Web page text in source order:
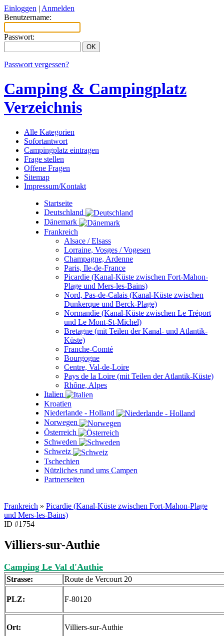
Einloggen | Anmelden
Benutzername:
Passwort:
Passwort vergessen?
Camping & Campingplatz
Verzeichnis
Alle Kategorien
Sofortantwort
Campingplatz eintragen
Frage stellen
Offene Fragen
Sitemap
Impressum/Kontakt
Startseite
Deutschland
Dänemark
Frankreich
Alsace / Elsass
Lorraine, Vosges / Vogesen
Champagne, Ardenne
Paris, Ile-de-France
Picardie (Kanal-Küste zwischen Fort-Mahon-
Plage und Mers-les-Bains)
Nord, Pas-de-Calais (Kanal-Küste zwischen
Dunkerque und Berck-Plage)
Normandie (Kanal-Küste zwischen Le Tréport
und Le Mont-St-Michel)
Bretagne (mit Teilen der Kanal- und Atlantik-
Küste)
Franche-Comté
Bourgogne
Centre, Val-de-Loire
Pays de la Loire (mit Teilen der Atlantik-Küste)
Rhône, Alpes
Italien
Kroatien
Niederlande - Holland
Norwegen
Österreich
Schweden
Schweiz
Tschechien
Nützliches rund ums Campen
Partnerseiten
Frankreich » Picardie (Kanal-Küste zwischen Fort-Mahon-Plage
und Mers-les-Bains)
ID #1754
Villiers-sur-Authie
Camping Le Val d'Authie
Strasse: Route de Vercourt 20
PLZ: F-80120
Ort: Villiers-sur-Authie